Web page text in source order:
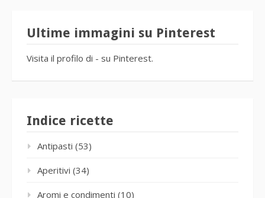
Ultime immagini su Pinterest
Visita il profilo di - su Pinterest.
Indice ricette
Antipasti (53)
Aperitivi (34)
Aromi e condimenti (10)